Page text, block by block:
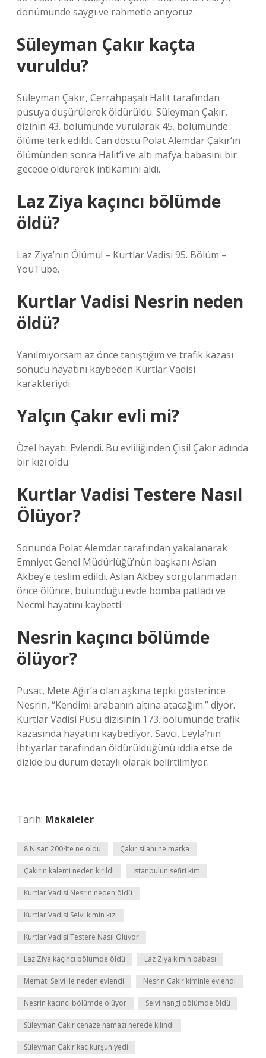
dönümünde saygı ve rahmetle anıyoruz.
Süleyman Çakır kaçta
vuruldu?
Süleyman Çakır, Cerrahpaşalı Halit tarafından
pusuya düşürülerek öldürüldü. Süleyman Çakır,
dizinin 43. bölümünde vurularak 45. bölümünde
ölüme terk edildi. Can dostu Polat Alemdar Çakır’ın
ölümünden sonra Halit’i ve altı mafya babasını bir
gecede öldürerek intikamını aldı.
Laz Ziya kaçıncı bölümde
öldü?
Laz Ziya’nın Ölümü! – Kurtlar Vadisi 95. Bölüm –
YouTube.
Kurtlar Vadisi Nesrin neden
öldü?
Yanılmıyorsam az önce tanıştığım ve trafik kazası
sonucu hayatını kaybeden Kurtlar Vadisi
karakteriydi.
Yalçın Çakır evli mi?
Özel hayatı: Evlendi. Bu evliliğinden Çisil Çakır adında
bir kızı oldu.
Kurtlar Vadisi Testere Nasıl
Ölüyor?
Sonunda Polat Alemdar tarafından yakalanarak
Emniyet Genel Müdürlüğü’nün başkanı Aslan
Akbey’e teslim edildi. Aslan Akbey sorgulanmadan
önce ölünce, bulunduğu evde bomba patladı ve
Necmi hayatını kaybetti.
Nesrin kaçıncı bölümde
ölüyor?
Pusat, Mete Ağır’a olan aşkına tepki gösterince
Nesrin, “Kendimi arabanın altına atacağım.” diyor.
Kurtlar Vadisi Pusu dizisinin 173. bölümünde trafik
kazasında hayatını kaybediyor. Savcı, Leyla’nın
İhtiyarlar tarafından öldürüldüğünü iddia etse de
dizide bu durum detaylı olarak belirtilmiyor.
Tarih: Makaleler
8 Nisan 2004te ne oldu Çakır silahı ne marka
Çakırın kalemi neden kırıldı İstanbulun sefiri kim
Kurtlar Vadisi Nesrin neden öldü
Kurtlar Vadisi Selvi kimin kızı
Kurtlar Vadisi Testere Nasıl Ölüyor
Laz Ziya kaçıncı bölümde öldü Laz Ziya kimin babası
Memati Selvi ile neden evlendi Nesrin Çakır kiminle evlendi
Nesrin kaçıncı bölümde ölüyor Selvi hangi bölümde öldü
Süleyman Çakır cenaze namazı nerede kılındı
Süleyman Çakır kaç kurşun yedi